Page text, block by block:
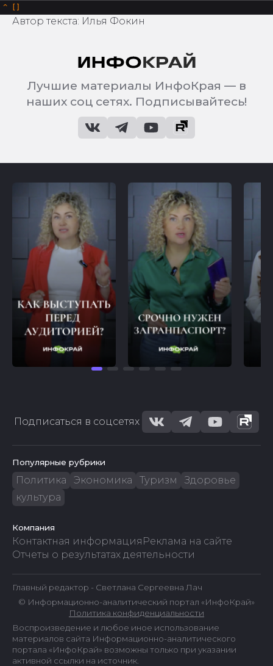
^
Автор текста: Илья Фокин
Лучшие материалы ИнфоКрая — в
наших соц сетях. Подписывайтесь!
Подписаться в соцсетях
Популярные рубрики
Политика Экономика Туризм
Здоровье
культура
Компания
Контактная информация Реклама на сайте
Отчеты о результатах деятельности
Главный редактор - Светлана Сергеевна Лач
© Информационно-аналитический портал «ИнфоКрай»
Политика конфиденциальности
Воспроизведение и любое иное использование
материалов сайта Информационно-аналитического
портала «ИнфоКрай» возможны только при указании
активной ссылки на источник.